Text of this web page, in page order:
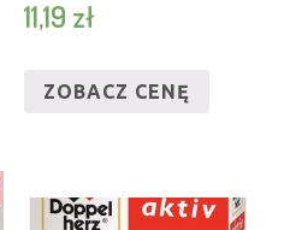
11,19 zł
ZOBACZ CENĘ